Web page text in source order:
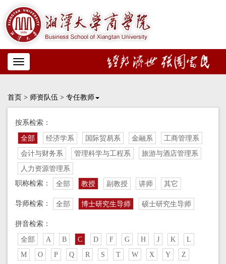
Toggle
navigation
首页 > 师资队伍 > 专任教师
按系检索：
全部 经济学系 国际贸易系 金融系
工商管理系
会计与财务系
管理科学与工程系
旅游与酒店管理系
人力资源管理系
职称检索：
全部 教授 副教授 讲师 其它
导师检索： 全部 博士研究生导师 硕士研究生导师
拼音检索：
全部 A B C D F G H J K
L
M
O P Q R S T W X Y Z